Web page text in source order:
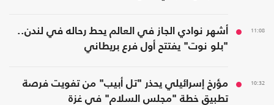
11:08
أشهر نوادي الجاز في العالم يحط رحاله في لندن..
"بلو نوت" يفتتح أول فرع بريطاني
10:32
مؤرخ إسرائيلي يحذر "تل أبيب" من تفويت فرصة
تطبيق خطة "مجلس السلام" في غزة